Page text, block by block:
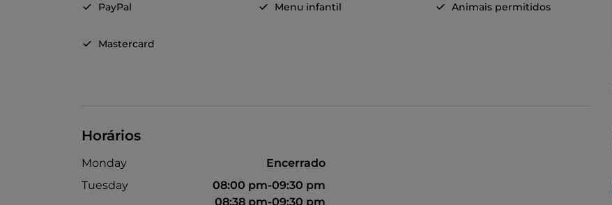
PayPal Menu infantil Animais permitidos
Mastercard
Horários
Monday
Encerrado
Tuesday
08:00 pm-09:30 pm
08:38 pm-09:30 pm